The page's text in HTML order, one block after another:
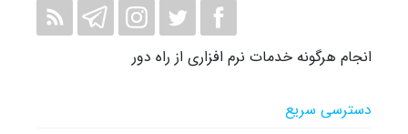
انجام هرگونه خدمات نرم افزاری از راه دور
دسترسی سریع